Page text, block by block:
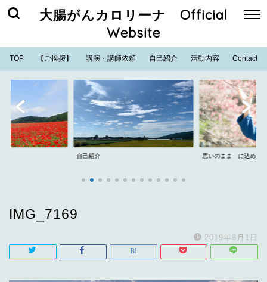
大腸がんカロリーナ Official
Website
TOP 【ご挨拶】 講演・講師依頼 自己紹介 活動内容 Contact
自己紹介 思いのまま に込めた
IMG_7169
2019年8月1日